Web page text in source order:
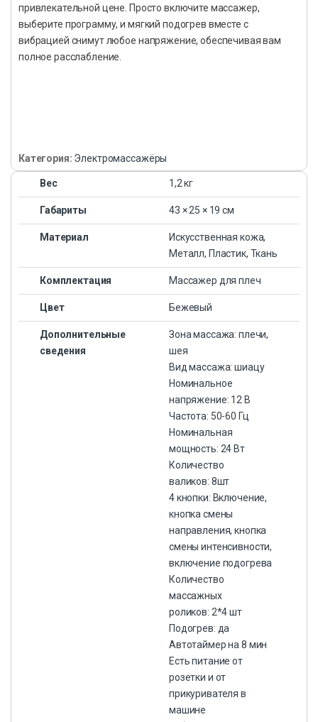
привлекательной цене. Просто включите массажер,
выберите программу, и мягкий подогрев вместе с
вибрацией снимут любое напряжение, обеспечивая вам
полное расслабление.
Категория: Электромассажёры
Вес 1,2 кг
Габариты 43 × 25 × 19 см
Материал
Искусственная кожа,
Металл, Пластик, Ткань
Комплектация Массажер для плеч
Цвет Бежевый
Дополнительные
сведения
Зона массажа: плечи,
шея
Вид массажа: шиацу
Номинальное
напряжение: 12 В
Частота: 50-60 Гц
Номинальная
мощность: 24 Вт
Количество
валиков: 8шт
4 кнопки: Включение,
кнопка смены
направления, кнопка
смены интенсивности,
включение подогрева
Количество
массажных
роликов: 2*4 шт
Подогрев: да
Автотаймер на 8 мин
Есть питание от
розетки и от
прикуривателя в
машине